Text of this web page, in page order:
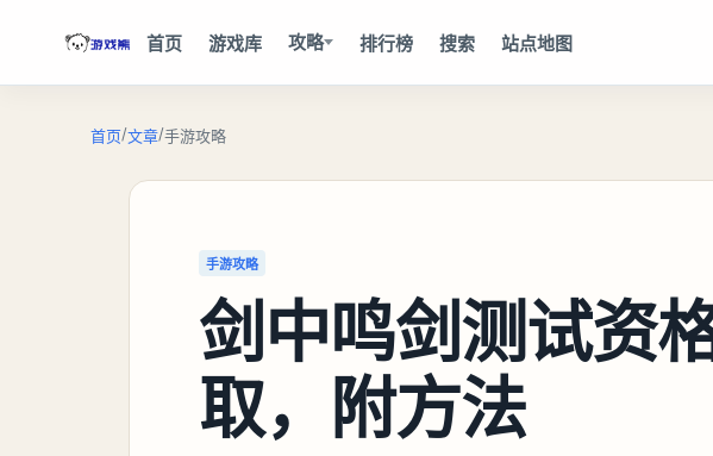
首页 游戏库 攻略 排行榜 搜索 站点地图
首页/文章/手游攻略
手游攻略
剑中鸣剑测试资
取，附方法